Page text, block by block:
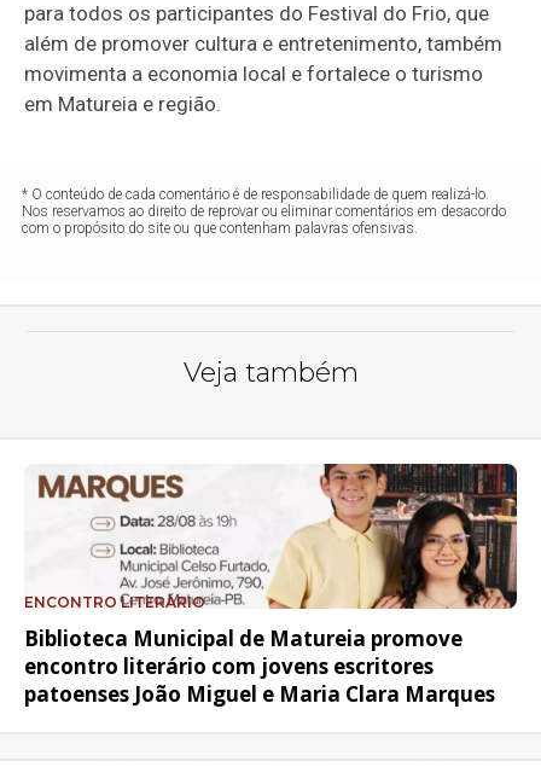
para todos os participantes do Festival do Frio, que
além de promover cultura e entretenimento, também
movimenta a economia local e fortalece o turismo
em Matureia e região.
* O conteúdo de cada comentário é de responsabilidade de quem realizá-lo.
Nos reservamos ao direito de reprovar ou eliminar comentários em desacordo
com o propósito do site ou que contenham palavras ofensivas.
Veja também
ENCONTRO LITERÁRIO
Biblioteca Municipal de Matureia promove
encontro literário com jovens escritores
patoenses João Miguel e Maria Clara Marques